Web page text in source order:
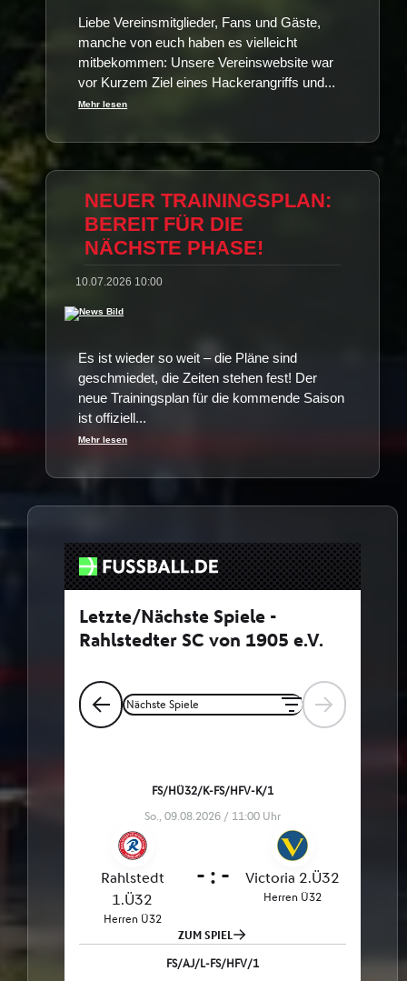
Liebe Vereinsmitglieder, Fans und Gäste,
manche von euch haben es vielleicht
mitbekommen: Unsere Vereinswebsite war
vor Kurzem Ziel eines Hackerangriffs und...
Mehr lesen
NEUER TRAININGSPLAN:
BEREIT FÜR DIE
NÄCHSTE PHASE!
10.07.2026 10:00
Es ist wieder so weit – die Pläne sind
geschmiedet, die Zeiten stehen fest! Der
neue Trainingsplan für die kommende Saison
ist offiziell...
Mehr lesen